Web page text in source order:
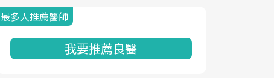
最多人推薦醫師
我要推薦良醫